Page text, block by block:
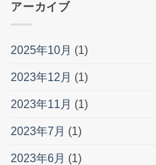
アーカイブ
2025年10月 (1)
2023年12月 (1)
2023年11月 (1)
2023年7月 (1)
2023年6月 (1)